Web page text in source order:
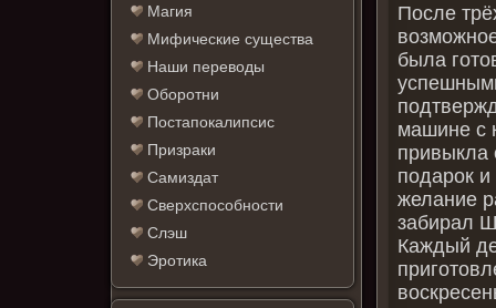
Магия
Мифические существа
Наши переводы
Оборотни
Постапокалипсис
Призраки
Самиздат
Сверхспособности
Слэш
Эротика
После
была
машине с
привыкла
подарок
желание
забирал
Каждый